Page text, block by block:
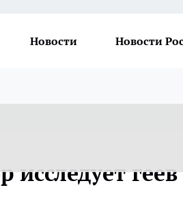
Новости Новости
исследует